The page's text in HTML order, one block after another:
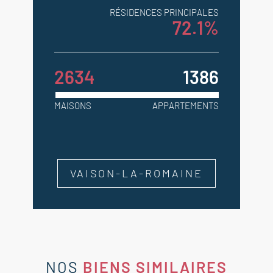
RÉSIDENCES PRINCIPALES
72.1%
2634 1386
MAISONS APPARTEMENTS
VAISON-LA-ROMAINE
NOS BIENS SIMILAIRES